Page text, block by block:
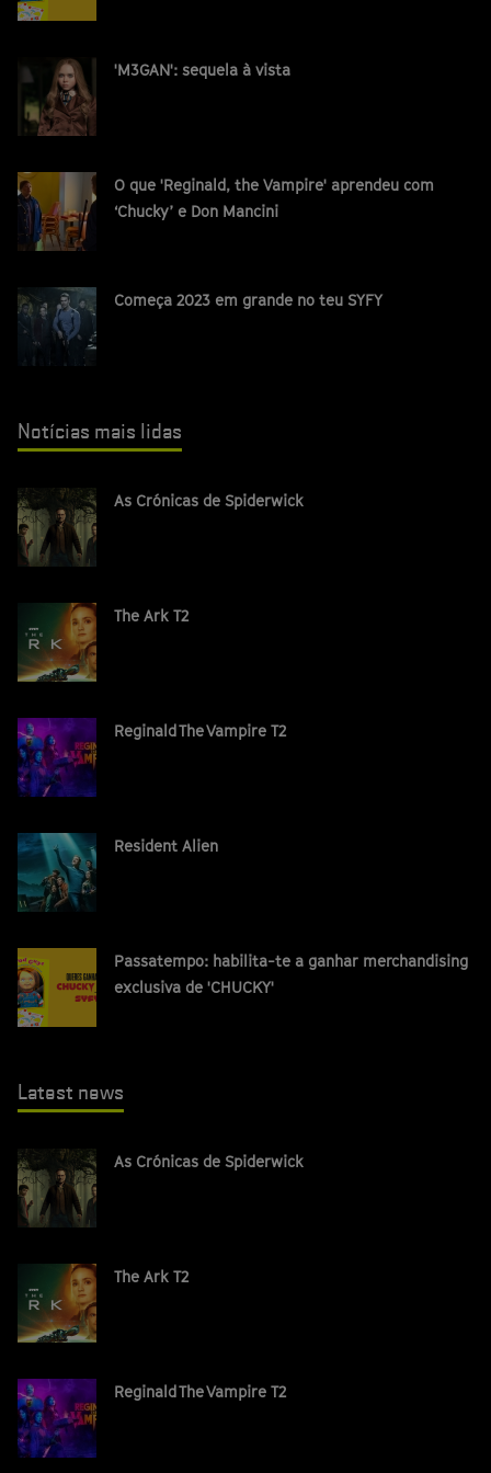
'M3GAN': sequela à vista
O que 'Reginald, the Vampire' aprendeu com
‘Chucky’ e Don Mancini
Começa 2023 em grande no teu SYFY
Notícias mais lidas
As Crónicas de Spiderwick
The Ark T2
Reginald The Vampire T2
Resident Alien
Passatempo: habilita-te a ganhar merchandising
exclusiva de 'CHUCKY'
Latest news
As Crónicas de Spiderwick
The Ark T2
Reginald The Vampire T2